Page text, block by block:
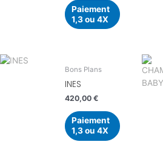
Paiement
1,3 ou 4X
Bons Plans
INES
420,00 €
Paiement
1,3 ou 4X